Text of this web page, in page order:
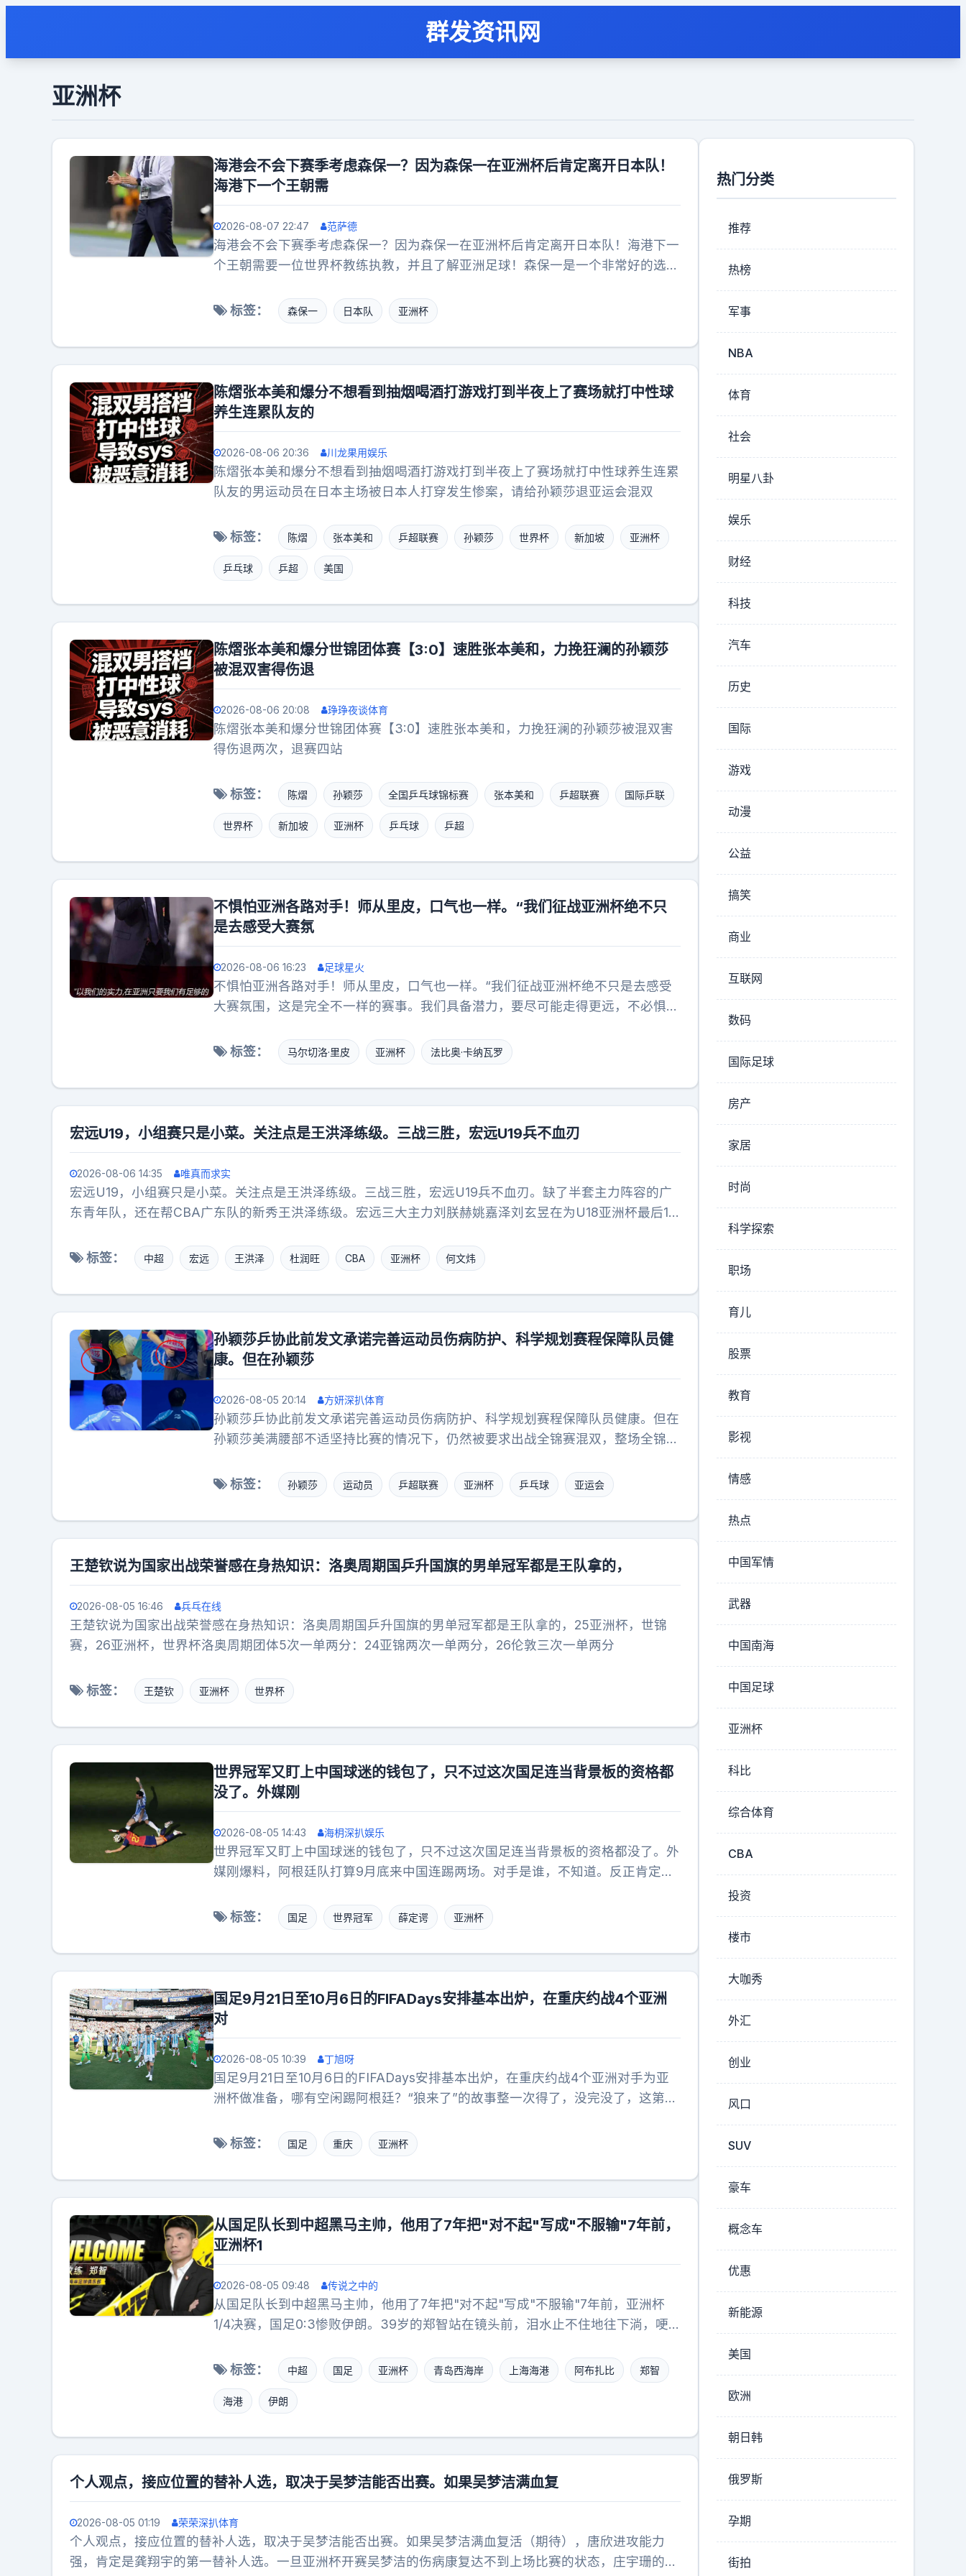
群发资讯网
亚洲杯
海港会不会下赛季考虑森保一？因为森保一在亚洲杯后肯定离开日本队！
海港下一个王朝需
2026-08-07 22:47 范萨德
海港会不会下赛季考虑森保一？因为森保一在亚洲杯后肯定离开日本队！海港下一
个王朝需要一位世界杯教练执教，并且了解亚洲足球！森保一是一个非常好的选
没有和穆斯卡特续约！
标签： 森保一 日本队 亚洲杯
陈熠张本美和爆分不想看到抽烟喝酒打游戏打到半夜上了赛场就打中性球
养生连累队友的
2026-08-06 20:36 川龙果用娱乐
陈熠张本美和爆分不想看到抽烟喝酒打游戏打到半夜上了赛场就打中性球养生连累
队友的男运动员在日本主场被日本人打穿发生惨案，请给孙颖莎退亚运会混双
标签： 陈熠 张本美和 乒超联赛 孙颖莎 世界杯 新加坡 亚洲杯
乒乓球 乒超 美国
陈熠张本美和爆分世锦团体赛【3:0】速胜张本美和，力挽狂澜的孙颖莎
被混双害得伤退
2026-08-06 20:08 琤琤夜谈体育
陈熠张本美和爆分世锦团体赛【3:0】速胜张本美和，力挽狂澜的孙颖莎被混双害
得伤退两次，退赛四站
标签： 陈熠 孙颖莎 全国乒乓球锦标赛 张本美和 乒超联赛 国际乒联
世界杯 新加坡 亚洲杯 乒乓球 乒超
不惧怕亚洲各路对手！师从里皮，口气也一样。“我们征战亚洲杯绝不只
是去感受大赛氛
2026-08-06 16:23 足球星火
不惧怕亚洲各路对手！师从里皮，口气也一样。“我们征战亚洲杯绝不只是去感受
大赛氛围，这是完全不一样的赛事。我们具备潜力，要尽可能走得更远，不必惧怕
执教国足时说的“可以赢得任何对手”。里皮除了在2018世预赛12强的一波小高潮，
之后无论是友谊赛还是亚洲杯、40强，都没有展示出高人一等的执教水平。要钱
给钱，要归化给归化、最后却在归化球员陆续到来的时候，骂完球员后跑路，连归
化球员的质量都不用检验。师傅的执教过程除了怪球员，还是怪球员。这次徒弟卡
纳瓦罗，是否能展现出不负乌兹足协眼光的能力？还是会仓皇跑路？
标签： 马尔切洛·里皮 亚洲杯 法比奥·卡纳瓦罗
宏远U19，小组赛只是小菜。关注点是王洪泽练级。三战三胜，宏远U19兵不血刃
2026-08-06 14:35 唯真而求实
宏远U19，小组赛只是小菜。关注点是王洪泽练级。三战三胜，宏远U19兵不血刃。缺了半套主力阵容的广
东青年队，还在帮CBA广东队的新秀王洪泽练级。宏远三大主力刘朕赫姚嘉泽刘玄昱在为U18亚洲杯最后12
离队，广东队四号位门户大开，张昊黄明依王洪泽，谁能抢到先发？投射能力将成为重要指标。小组赛三战
过后，王洪泽2分球51投17中命中率33%，3分球28投4中命中率14%，可谓惨不忍睹。如果投射能力不能
改善只能在篮下抢机会，王洪泽难以首发。加油改进吧！
标签： 中超 宏远 王洪泽 杜润旺 CBA 亚洲杯 何文炜
孙颖莎乒协此前发文承诺完善运动员伤病防护、科学规划赛程保障队员健
康。但在孙颖莎
2026-08-05 20:14 方妍深扒体育
孙颖莎乒协此前发文承诺完善运动员伤病防护、科学规划赛程保障队员健康。但在
孙颖莎美满腰部不适坚持比赛的情况下，仍然被要求出战全锦赛混双，整场全锦赛
强度兜底对抗加重腰伤，接连四站无奈退赛休养。纵观乒乓球队所有人都能提前取
舍项目、选择减负，只有她必须扛完团体全部重任，伤痛独自硬扛到赛事落幕。队
内明明具备多组成熟新生代混双组合，完全可以承接国际赛事积累大赛经验、夯实
后备人才储备，但新周期依旧持续单方面透支孙颖莎的身体。以及对于孙颖莎的伤
病是不合理兼项与赛场过度兜底消耗造成的劳损，后续官方通报只会简单标注身体
就很有可能反复出现。亚运在即，真心希望落实健康保障，正视超负荷兼项带来的
伤害，先养好身体再谈备战。
标签： 孙颖莎 运动员 乒超联赛 亚洲杯 乒乓球 亚运会
王楚钦说为国家出战荣誉感在身热知识：洛奥周期国乒升国旗的男单冠军都是王队拿的，
2026-08-05 16:46 兵乓在线
王楚钦说为国家出战荣誉感在身热知识：洛奥周期国乒升国旗的男单冠军都是王队拿的，25亚洲杯，世锦
赛，26亚洲杯，世界杯洛奥周期团体5次一单两分：24亚锦两次一单两分，26伦敦三次一单两分
标签： 王楚钦 亚洲杯 世界杯
世界冠军又盯上中国球迷的钱包了，只不过这次国足连当背景板的资格都
没了。外媒刚
2026-08-05 14:43 海枂深扒娱乐
世界冠军又盯上中国球迷的钱包了，只不过这次国足连当背景板的资格都没了。外
媒刚爆料，阿根廷队打算9月底来中国连踢两场。对手是谁，不知道。反正肯定不
世界找日韩球队来救场。更绝的是，阿根廷那边把算盘打得噼里啪啦响，明确表示
梅西肯定踢本土那场，至于来不来中国，绝口不提。官方连个公告都没有，八字还
没一撇，就敢拿着薛定谔的梅西出来试探市场。绿茵场上滚动的从来不是足球，全
是生意。
标签： 国足 世界冠军 薛定谔 亚洲杯
国足9月21日至10月6日的FIFADays安排基本出炉，在重庆约战4个亚洲
对
2026-08-05 10:39 丁旭呀
国足9月21日至10月6日的FIFADays安排基本出炉，在重庆约战4个亚洲对手为亚
洲杯做准备，哪有空闲踢阿根廷？“狼来了”的故事整一次得了，没完没了，这第几
标签：
国足 重庆 亚洲杯
从国足队长到中超黑马主帅，他用了7年把"对不起"写成"不服输"7年前，
亚洲杯1
2026-08-05 09:48 传说之中的
从国足队长到中超黑马主帅，他用了7年把"对不起"写成"不服输"7年前，亚洲杯
1/4决赛，国足0:3惨败伊朗。39岁的郑智站在镜头前，泪水止不住地往下淌，哽
不起，我没有给国家队带来什么。"那是他国家队生涯的第108场，也是最后一场。
一个为中国足球拼了半辈子的硬汉，用一场泪崩画上了句号。7年后，46岁的郑智
重新回到了聚光灯下。只不过这一次，他手里不是队长袖标，而是一支中超球队的
没输。包括2:1干掉卫冕冠军上海海港。中间还被禁赛8场，人在看台上遥控指挥，
球队照样不崩。8月2日，青岛德比，2:0完胜海牛。积分榜刷新——青岛西海岸，
31分，中超第二。一支上赛季还在为中超名额拼命的保级球队，主帅还是被禁过赛
的"菜鸟"，硬生生杀到了联赛第二把交椅。赛后记者问他亚冠资格的事，他还是那
句话："先保级。"2019年那个在阿布扎比哭红眼睛的男人没有沉掉。他只是换了一
标签： 中超 国足 亚洲杯 青岛西海岸 上海海港 阿布扎比 郑智
海港 伊朗
个人观点，接应位置的替补人选，取决于吴梦洁能否出赛。如果吴梦洁满血复
2026-08-05 01:19 荣荣深扒体育
个人观点，接应位置的替补人选，取决于吴梦洁能否出赛。如果吴梦洁满血复活（期待），唐欣进攻能力
强，肯定是龚翔宇的第一替补人选。一旦亚洲杯开赛吴梦洁的伤病康复达不到上场比赛的状态，庄宇珊的对
热门分类
推荐
热榜
军事
NBA
体育
社会
明星八卦
娱乐
财经
科技
汽车
历史
国际
游戏
动漫
公益
搞笑
商业
互联网
数码
国际足球
房产
家居
时尚
科学探索
职场
育儿
股票
教育
影视
情感
热点
中国军情
武器
中国南海
中国足球
亚洲杯
科比
综合体育
CBA
投资
楼市
大咖秀
外汇
创业
风口
SUV
豪车
概念车
优惠
新能源
美国
欧洲
朝日韩
俄罗斯
孕期
街拍